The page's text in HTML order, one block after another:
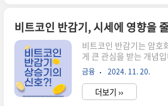
다 많은 지점에 위치해있
은 소호와 배터시 지역의
다.1. Oseyo 오세요 소
한인마트입니다. 규모가
이랑 다른 대형 한인마트
둘러보시면 좋을 것 같아
슬링턴 지점의 런던 한인
비트코인 반감기, 시세에 영향을
비트코인 반감기는 암호
게 큰 관심을 받는 개념
상이 절반으로 줄어드는
유발하며, 시장의 수급에
화가 시세에 어떤 영향을
자 전략을 세우는 데 있어
금융 2024. 11. 20.
더보기 ››